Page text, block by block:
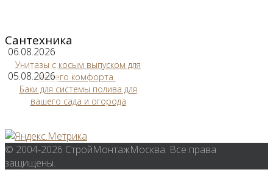
Сантехника
06.08.2026
Унитазы с косым выпуском для
вашего комфорта
05.08.2026
Баки для системы полива для
вашего сада и огорода
© 2004-2026 СтройМонтажМосква. Все права
защищены.